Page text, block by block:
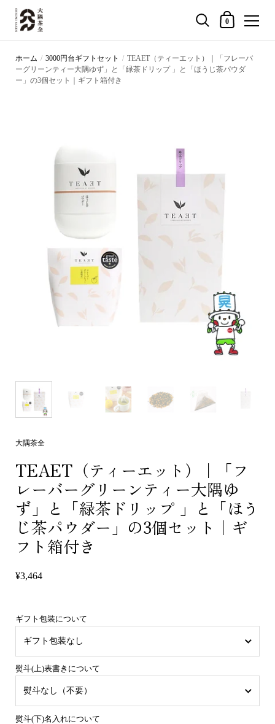
買い物カゴ
0
ホーム / 3000円台ギフトセット / TEAET（ティーエット）｜「フレーバ
ーグリーンティー大隅ゆず」と「緑茶ドリップ 」と「ほうじ茶パウダ
ー」の3個セット｜ギフト箱付き
大隅茶全
TEAET（ティーエット）｜「フ
レーバーグリーンティー大隅ゆ
ず」と「緑茶ドリップ 」と「ほう
じ茶パウダー」の3個セット｜ギ
フト箱付き
¥3,464
ギフト包装について
熨斗(上)表書きについて
熨斗(下)名入れについて